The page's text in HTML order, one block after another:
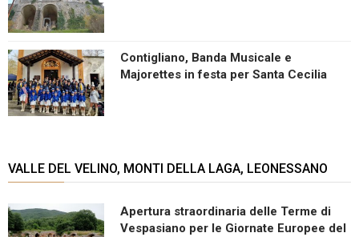
Contigliano, Banda Musicale e
Majorettes in festa per Santa Cecilia
VALLE DEL VELINO, MONTI DELLA LAGA, LEONESSANO
Apertura straordinaria delle Terme di
Vespasiano per le Giornate Europee del